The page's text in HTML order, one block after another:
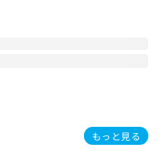
もっと見る